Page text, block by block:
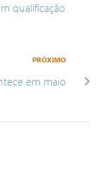
qualificação
PRÓXIMO
em maio